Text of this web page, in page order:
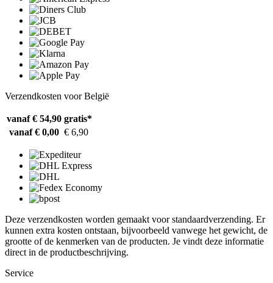
Verzendkosten voor België
vanaf € 54,90 gratis*
vanaf € 0,00 € 6,90
Deze verzendkosten worden gemaakt voor standaardverzending. Er
kunnen extra kosten ontstaan, bijvoorbeeld vanwege het gewicht, de
grootte of de kenmerken van de producten. Je vindt deze informatie
direct in de productbeschrijving.
Service